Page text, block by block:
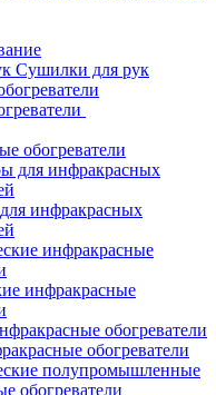
Сушилки для рук
обогреватели
инфракрасных
инфракрасные
обогреватели